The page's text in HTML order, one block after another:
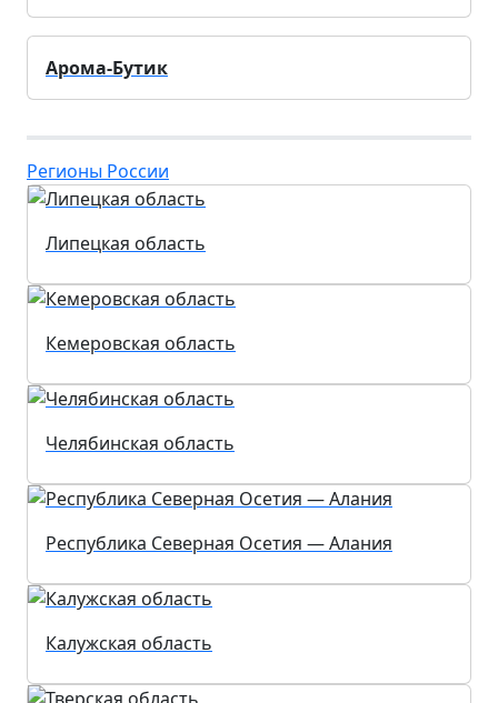
Арома-Бутик
Регионы России
Липецкая область
Кемеровская область
Челябинская область
Республика Северная Осетия — Алания
Калужская область